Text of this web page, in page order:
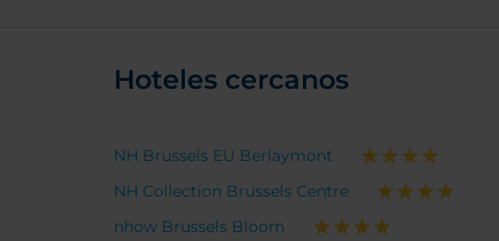
Hoteles cercanos
NH Brussels EU Berlaymont
NH Collection Brussels Centre
nhow Brussels Bloom